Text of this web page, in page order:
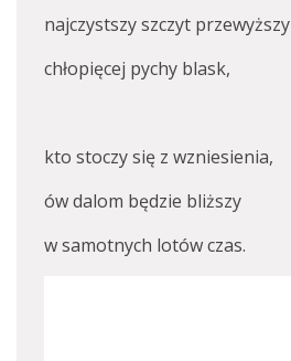
najczystszy szczyt przewyższy
chłopięcej pychy blask,
kto stoczy się z wzniesienia,
ów dalom będzie bliższy
w samotnych lotów czas.